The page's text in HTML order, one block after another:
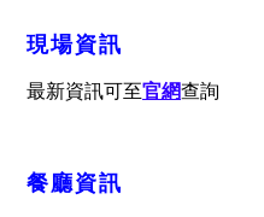
現場資訊
最新資訊可至官網查詢
餐廳資訊